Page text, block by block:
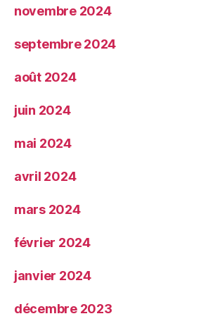
novembre 2024
septembre 2024
août 2024
juin 2024
mai 2024
avril 2024
mars 2024
février 2024
janvier 2024
décembre 2023